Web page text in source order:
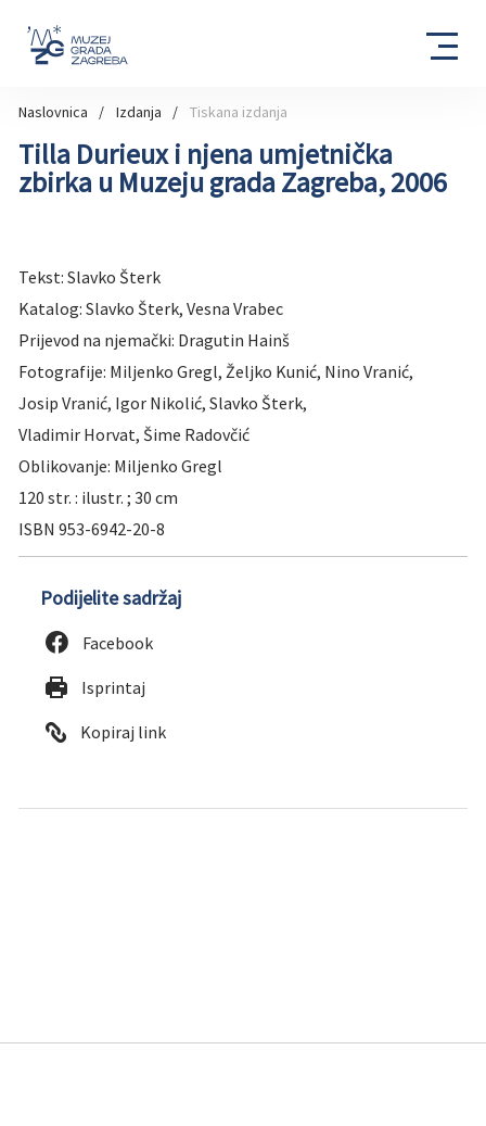
Naslovnica Izdanja Tiskana izdanja
Tilla Durieux i njena umjetnička
zbirka u Muzeju grada Zagreba, 2006
Tekst: Slavko Šterk
Katalog: Slavko Šterk, Vesna Vrabec
Prijevod na njemački: Dragutin Hainš
Fotografije: Miljenko Gregl, Željko Kunić, Nino Vranić,
Josip Vranić, Igor Nikolić, Slavko Šterk,
Vladimir Horvat, Šime Radovčić
Oblikovanje: Miljenko Gregl
120 str. : ilustr. ; 30 cm
ISBN 953-6942-20-8
Podijelite sadržaj
Facebook
Isprintaj
Kopiraj link